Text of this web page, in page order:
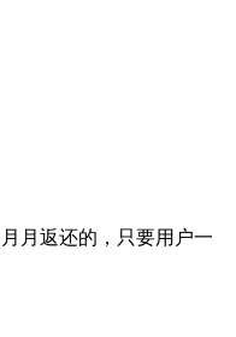
月返还的，只要用户一